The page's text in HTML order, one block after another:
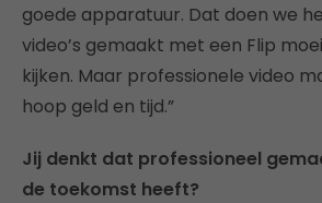
goede apparatuur. Dat doen we
video’s gemaakt met een Flip
kijken. Maar professionele video
hoop geld en tijd.”
Jij denkt dat professioneel
de toekomst heeft?